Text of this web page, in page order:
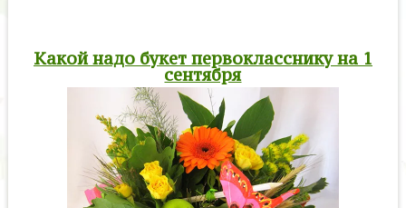
Какой надо букет первокласснику на 1
сентября